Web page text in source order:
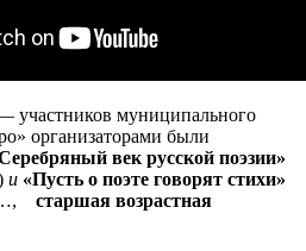
участников муниципального
организаторами были
век русской поэзии»
и «Пусть о поэте говорят стихи»
старшая возрастная